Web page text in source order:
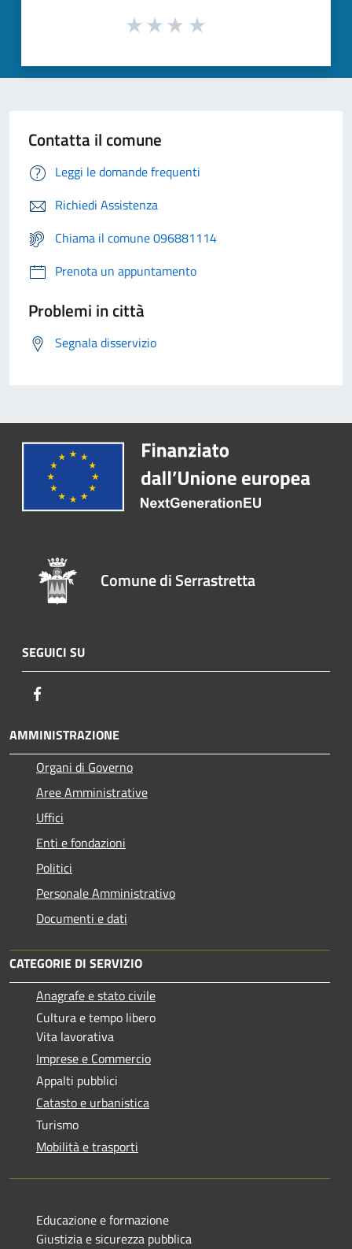
Contatta il comune
Leggi le domande frequenti
Richiedi Assistenza
Chiama il comune 096881114
Prenota un appuntamento
Problemi in città
Segnala disservizio
Comune di Serrastretta
SEGUICI SU
AMMINISTRAZIONE
Organi di Governo
Aree Amministrative
Uffici
Enti e fondazioni
Politici
Personale Amministrativo
Documenti e dati
CATEGORIE DI SERVIZIO
Anagrafe e stato civile
Cultura e tempo libero
Vita lavorativa
Imprese e Commercio
Appalti pubblici
Catasto e urbanistica
Turismo
Mobilità e trasporti
Educazione e formazione
Giustizia e sicurezza pubblica